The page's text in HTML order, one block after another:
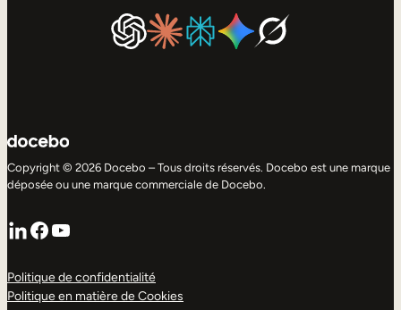
Copyright © 2026 Docebo – Tous droits réservés. Docebo est une marque
déposée ou une marque commerciale de Docebo.
LinkedIn
Facebook
YouTube
Politique de confidentialité
Politique en matière de Cookies